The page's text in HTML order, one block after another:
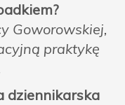
Goworowskiej,
praktykę
dziennikarska